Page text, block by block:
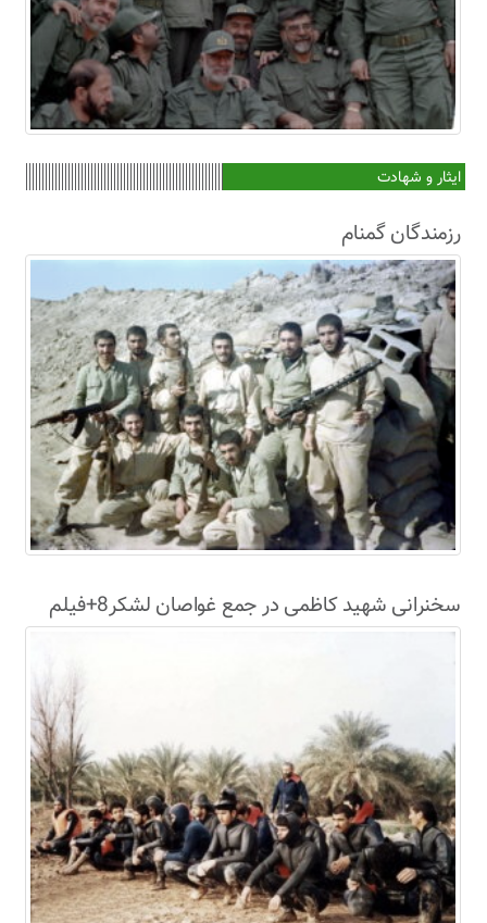
ایثار و شهادت
رزمندگان گمنام
سخنرانی شهید کاظمی در جمع غواصان لشکر8+فیلم